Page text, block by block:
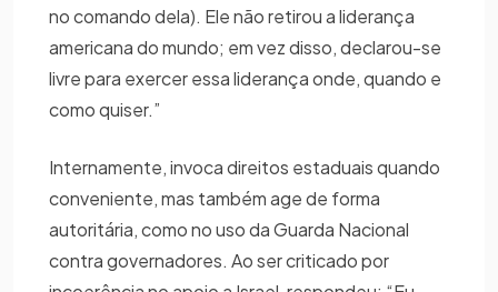
no comando dela). Ele não retirou a liderança
americana do mundo; em vez disso, declarou-se
livre para exercer essa liderança onde, quando e
como quiser.”
Internamente, invoca direitos estaduais quando
conveniente, mas também age de forma
autoritária, como no uso da Guarda Nacional
contra governadores. Ao ser criticado por